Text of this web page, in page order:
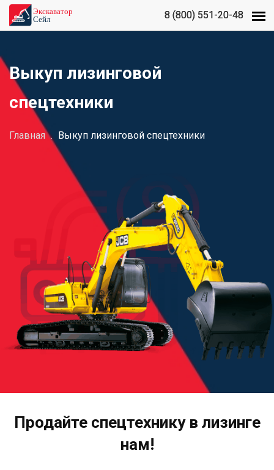
8 (800) 551-20-48
8 (800) 551-20-48
Выкуп лизинговой
спецтехники
Главная . Выкуп лизинговой спецтехники
Продайте спецтехнику в лизинге
нам!